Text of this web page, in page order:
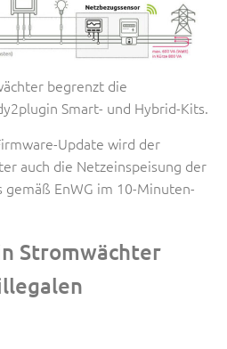
begrenzt die
Smart- und Hybrid-Kits.
Update wird der
auch die Netzeinspeisung der
EnWG im 10-Minuten-
Stromwächter